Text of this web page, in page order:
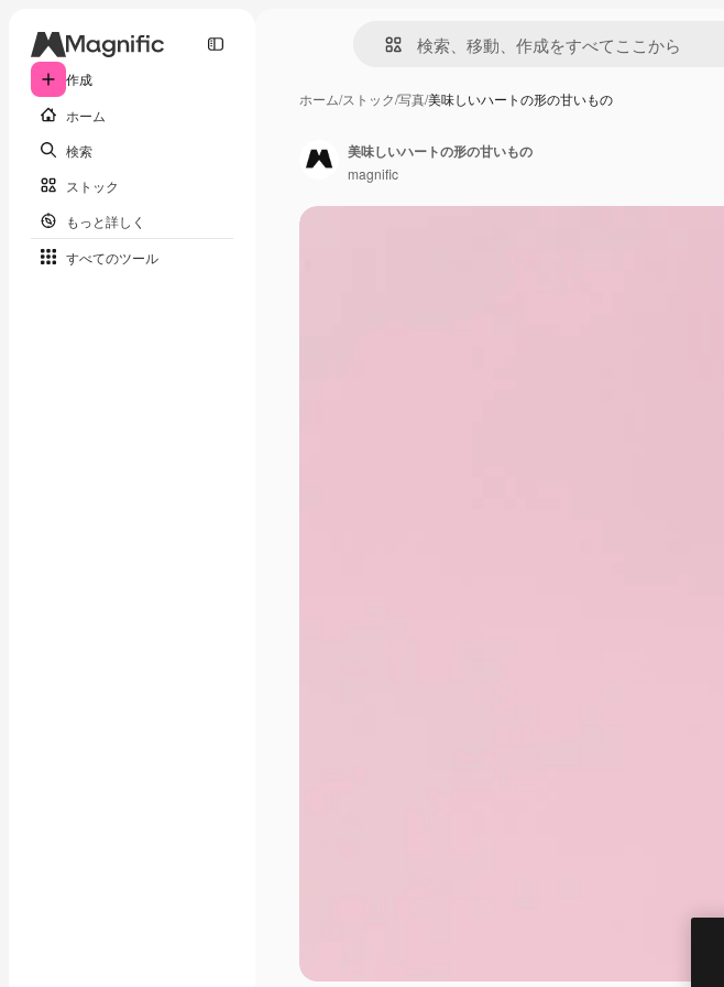
作成
ホーム
検索
ストック
もっと詳しく
すべてのツール
ホーム/ストック/写真/美味しいハートの形の甘いもの
美味しいハートの形の甘いもの
magnific